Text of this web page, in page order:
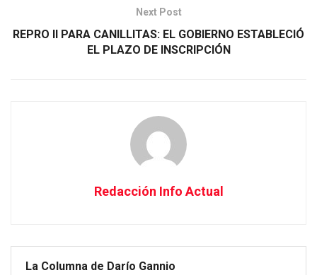
Next Post
REPRO II PARA CANILLITAS: EL GOBIERNO ESTABLECIÓ
EL PLAZO DE INSCRIPCIÓN
Redacción Info Actual
La Columna de Darío Gannio